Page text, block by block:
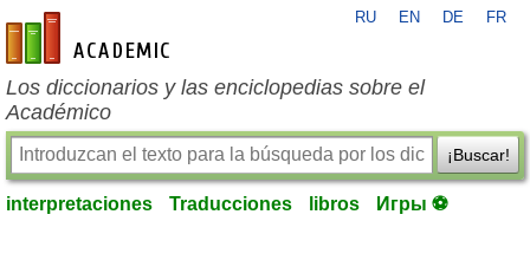
es-academic.com
RU EN DE FR
Los diccionarios y las enciclopedias sobre el
Académico
¡Buscar!
interpretaciones Traducciones libros Игры ⚽